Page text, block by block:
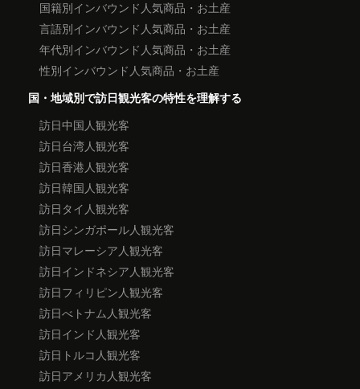
国籍別インバウンド人気商品・お土産
言語別インバウンド人気商品・お土産
年代別インバウンド人気商品・お土産
性別インバウンド人気商品・お土産
国・地域別で訪日観光客の特性を理解する
訪日中国人観光客
訪日台湾人観光客
訪日香港人観光客
訪日韓国人観光客
訪日タイ人観光客
訪日シンガポール人観光客
訪日マレーシア人観光客
訪日インドネシア人観光客
訪日フィリピン人観光客
訪日べトナム人観光客
訪日インド人観光客
訪日トルコ人観光客
訪日アメリカ人観光客